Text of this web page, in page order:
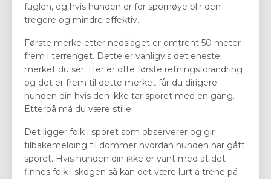
fuglen, og hvis hunden er for spornøye blir den
tregere og mindre effektiv.
Første merke etter nedslaget er omtrent 50 meter
frem i terrenget. Dette er vanligvis det eneste
merket du ser. Her er ofte første retningsforandring
og det er frem til dette merket får du dirigere
hunden din hvis den ikke tar sporet med en gang.
Etterpå må du være stille.
Det ligger folk i sporet som observerer og gir
tilbakemelding til dommer hvordan hunden har gått
sporet. Hvis hunden din ikke er vant med at det
finnes folk i skogen så kan det være lurt å trene på